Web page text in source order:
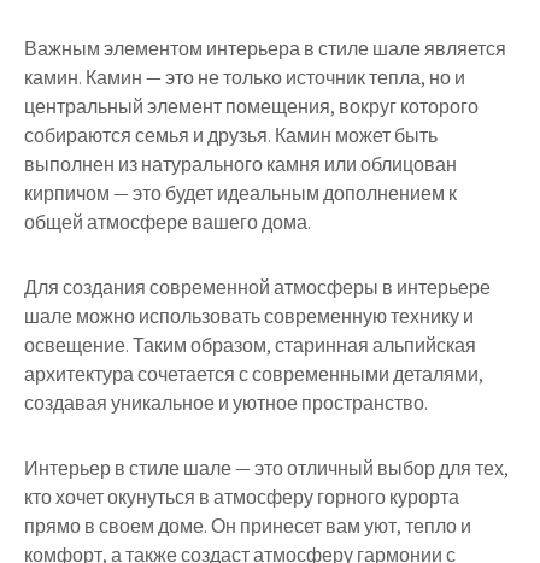
Важным элементом интерьера в стиле шале является
камин. Камин — это не только источник тепла, но и
центральный элемент помещения, вокруг которого
собираются семья и друзья. Камин может быть
выполнен из натурального камня или облицован
кирпичом — это будет идеальным дополнением к
общей атмосфере вашего дома.
Для создания современной атмосферы в интерьере
шале можно использовать современную технику и
освещение. Таким образом, старинная альпийская
архитектура сочетается с современными деталями,
создавая уникальное и уютное пространство.
Интерьер в стиле шале — это отличный выбор для тех,
кто хочет окунуться в атмосферу горного курорта
прямо в своем доме. Он принесет вам уют, тепло и
комфорт, а также создаст атмосферу гармонии с